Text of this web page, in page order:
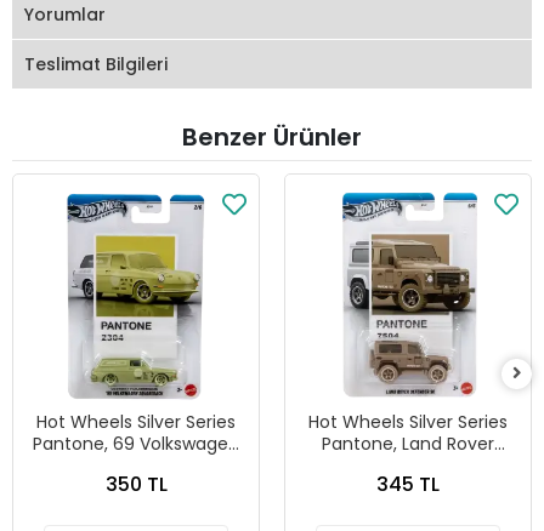
Yorumlar
Teslimat Bilgileri
Benzer Ürünler
Hot Wheels Silver Series
Pantone, 69 Volkswagen
350 TL
Hot Wheels Silver Series
Pantone, Land Rover
345 TL